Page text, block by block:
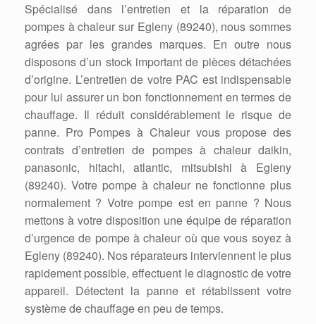
Spécialisé dans l’entretien et la réparation de
pompes à chaleur sur Egleny (89240), nous sommes
agrées par les grandes marques. En outre nous
disposons d’un stock important de pièces détachées
d’origine. L’entretien de votre PAC est indispensable
pour lui assurer un bon fonctionnement en termes de
chauffage. Il réduit considérablement le risque de
panne. Pro Pompes à Chaleur vous propose des
contrats d’entretien de pompes à chaleur daikin,
panasonic, hitachi, atlantic, mitsubishi à Egleny
(89240). Votre pompe à chaleur ne fonctionne plus
normalement ? Votre pompe est en panne ? Nous
mettons à votre disposition une équipe de réparation
d’urgence de pompe à chaleur où que vous soyez à
Egleny (89240). Nos réparateurs interviennent le plus
rapidement possible, effectuent le diagnostic de votre
appareil. Détectent la panne et rétablissent votre
système de chauffage en peu de temps.